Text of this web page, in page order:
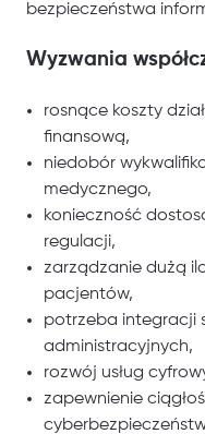
bezpieczeństwa
Wyzwania
rosnące koszty
finansową,
niedobór
medycznego,
konieczność
regulacji,
zarządzanie dużą
pacjentów,
potrzeba integracji
administracyjnych,
rozwój usług
zapewnienie